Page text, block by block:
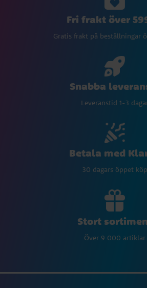
Fri frakt över
Gratis frakt på beställningar
Snabba
Leveranstid 1-3
Betala med
30 dagars öppet köp
Stort
Över 9 000 artiklar